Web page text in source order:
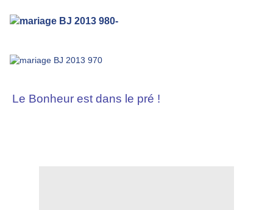
Le Bonheur est dans le pré !